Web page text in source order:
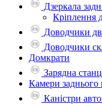
Дзеркала
Кріплення
Доводчики
Доводчики
Домкрати
Зарядна
Камери заднього
Каністри